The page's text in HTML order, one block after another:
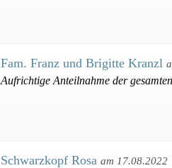
Fam. Franz und Brigitte Kranzl
Aufrichtige Anteilnahme der
Schwarzkopf Rosa am 17.08.2022